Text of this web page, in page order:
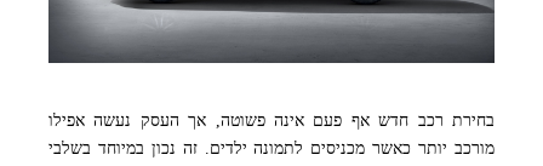
בחירת רכב חדש אף פעם אינה פשוטה, אך העסק נעשה אפילו
מורכב יותר כאשר מכניסים לתמונה ילדים. זה נכון במיוחד בשלבי